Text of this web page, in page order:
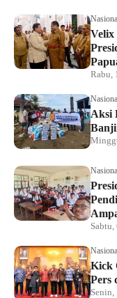
Velix
Rabu,
Aksi
Sabtu,
Kick
Pers
Senin,